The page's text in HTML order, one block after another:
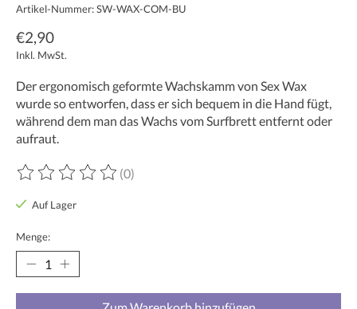
Artikel-Nummer: SW-WAX-COM-BU
€2,90
Inkl. MwSt.
Der ergonomisch geformte Wachskamm von Sex Wax
wurde so entworfen, dass er sich bequem in die Hand fügt,
während dem man das Wachs vom Surfbrett entfernt oder
aufraut.
Die Bewertung dieses Produkts ist
(0)
Auf Lager
Menge: